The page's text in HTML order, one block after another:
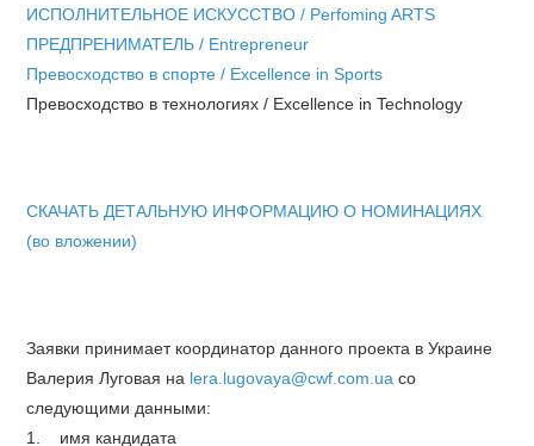
ИСПОЛНИТЕЛЬНОЕ ИСКУССТВО / Perfoming ARTS
ПРЕДПРЕНИМАТЕЛЬ / Entrepreneur
Превосходство в спорте / Excellence in Sports
Превосходство в технологиях / Excellence in Technology
СКАЧАТЬ ДЕТАЛЬНУЮ ИНФОРМАЦИЮ О НОМИНАЦИЯХ
(во вложении)
Заявки принимает координатор данного проекта в Украине
Валерия Луговая на lera.lugovaya@cwf.com.ua со
следующими данными:
1. имя кандидата